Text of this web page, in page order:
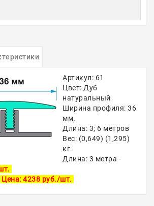
Артикул: 61
Цвет: Дуб
натуральный
Ширина профиля: 36
мм.
Длина: 3; 6 метров
Вес: (0,649) (1,295)
кг.
Длина: 3 метра -
Цена: 4238 руб./шт.